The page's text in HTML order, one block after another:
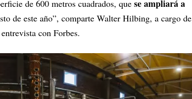
de 600 metros cuadrados, que se ampliará a
de este año”, comparte Walter Hilbing, a cargo de
con Forbes.